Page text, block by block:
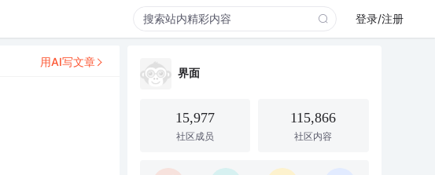
登录/注册
用AI写文章
界面
15,977
社区成员
115,866
社区内容